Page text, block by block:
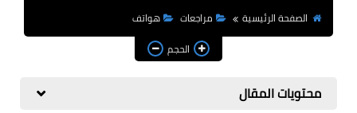
مراجعات
العاب
الصفحة الرئيسية
مراجعات
هواتف
الحجم
محتويات المقال